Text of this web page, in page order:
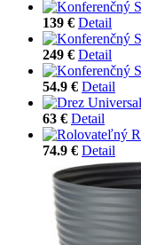
139 € Detail
249 € Detail
54.9 € Detail
63 € Detail
74.9 € Detail